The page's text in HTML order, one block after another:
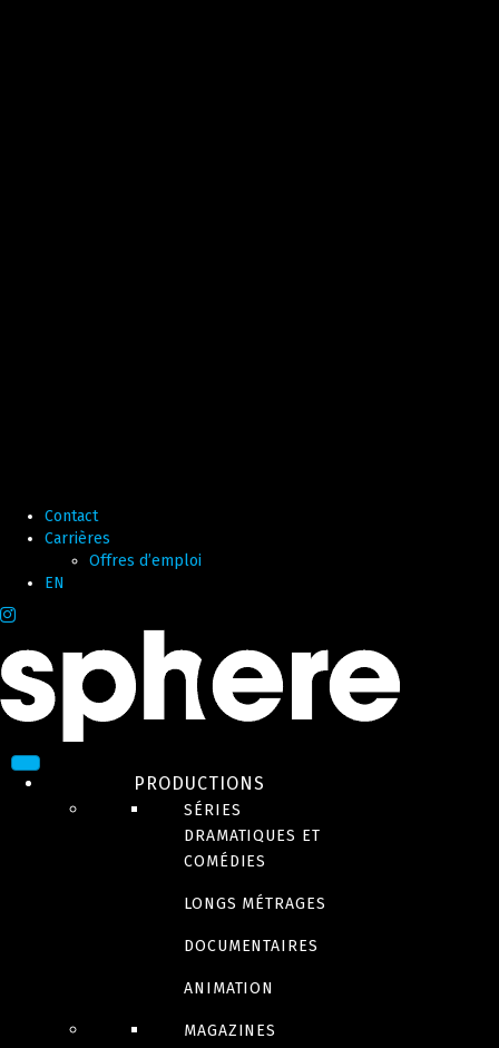
Contact
Carrières
Offres d’emploi
EN
PRODUCTIONS
SÉRIES
DRAMATIQUES ET
COMÉDIES
LONGS MÉTRAGES
DOCUMENTAIRES
ANIMATION
MAGAZINES